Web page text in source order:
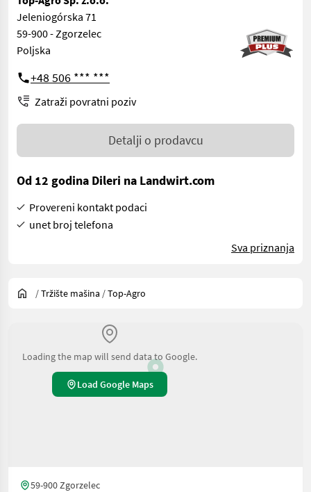
Jeleniogórska 71
59-900 - Zgorzelec
Poljska
+48 506 *** ***
Zatraži povratni poziv
Detalji o prodavcu
Od 12 godina Dileri na Landwirt.com
Provereni kontakt podaci
unet broj telefona
Sva priznanja
/Tržište mašina /Top-Agro
Loading the map will send data to Google.
Load Google Maps
59-900 Zgorzelec